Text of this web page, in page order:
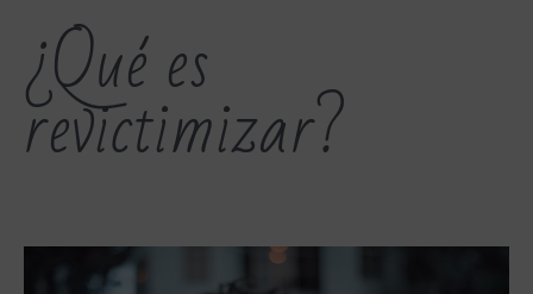
¿Qué es
revictimizar?